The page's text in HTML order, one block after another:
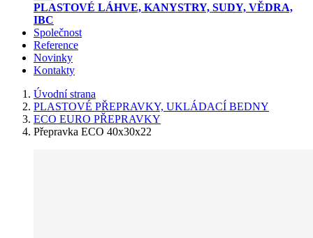
PLASTOVÉ LÁHVE, KANYSTRY, SUDY, VĚDRA,
IBC
Společnost
Reference
Novinky
Kontakty
Úvodní strana
PLASTOVÉ PŘEPRAVKY, UKLÁDACÍ BEDNY
ECO EURO PŘEPRAVKY
Přepravka ECO 40x30x22